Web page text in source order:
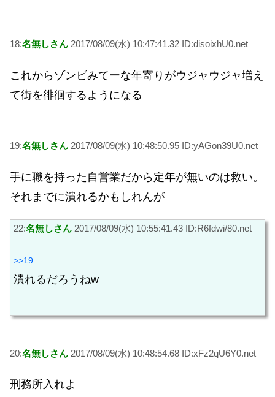
18:名無しさん 2017/08/09(水) 10:47:41.32 ID:disoixhU0.net
これからゾンビみてーな年寄りがウジャウジャ増え
て街を徘徊するようになる
19:名無しさん 2017/08/09(水) 10:48:50.95 ID:yAGon39U0.net
手に職を持った自営業だから定年が無いのは救い。
それまでに潰れるかもしれんが
22:名無しさん 2017/08/09(水) 10:55:41.43 ID:R6fdwi/80.net
>>19
潰れるだろうねw
20:名無しさん 2017/08/09(水) 10:48:54.68 ID:xFz2qU6Y0.net
刑務所入れよ